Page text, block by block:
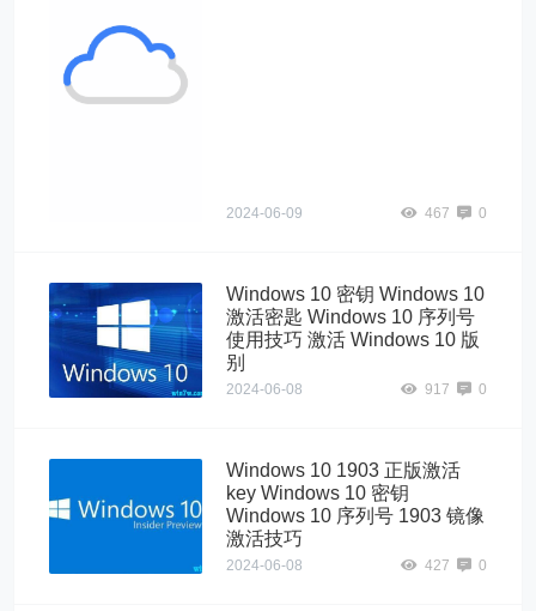
alt="2023 实时更
新 Windows 10
密钥 Windows
10 永久激活码
2024-06-09 467 0
Windows 10 密钥 Windows 10
激活密匙 Windows 10 序列号
使用技巧 激活 Windows 10 版
别
2024-06-08 917 0
Windows 10 1903 正版激活
key Windows 10 密钥
Windows 10 序列号 1903 镜像
激活技巧
2024-06-08 427 0